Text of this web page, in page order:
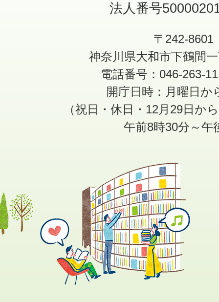
法人番号
〒242-8601
神奈川県大和市下鶴間
電話番号：046-263-
開庁日時：月曜日か
（祝日・休日・12月29日か
午前8時30分～午